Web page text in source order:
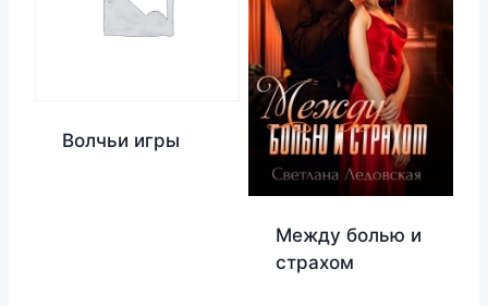
Волчьи игры
Между болью и
страхом